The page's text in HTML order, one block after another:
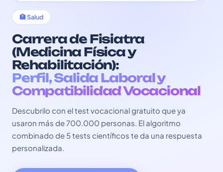
🏥 Salud
Carrera de Fisiatra
(Medicina Física y
Rehabilitación):
Perfil, Salida Laboral y
Compatibilidad Vocacional
Descubrilo con el test vocacional gratuito que ya
usaron más de 700.000 personas. El algoritmo
combinado de 5 tests científicos te da una respuesta
personalizada.